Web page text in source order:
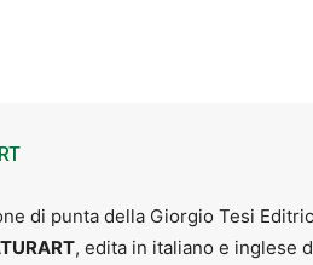
di punta della Giorgio Tesi
, edita in italiano e inglese